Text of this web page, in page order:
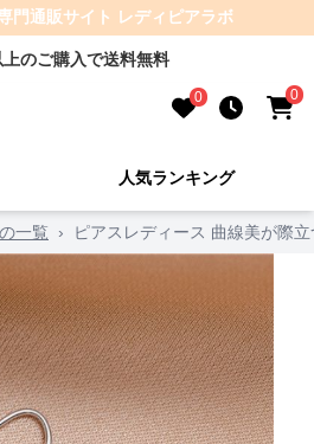
門通販サイト レディピアラボ
のご購入で送料無料
0 0
人気ランキング
一覧 › ピアスレディース 曲線美が際